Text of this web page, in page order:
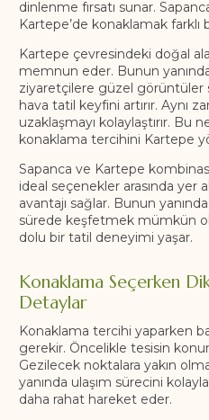
dinlenme fırsatı sunar.
Kartepe’de konaklamak farklı
Kartepe çevresindeki doğal
memnun eder. Bunun
ziyaretçilere güzel
hava tatil keyfini artırır. Aynı
uzaklaşmayı kolaylaştırır. Bu
konaklama tercihini Kartepe
Sapanca ve Kartepe
ideal seçenekler arasında yer
avantajı sağlar. Bunun
sürede keşfetmek mümkün
dolu bir tatil deneyimi yaşar.
Konaklama Seçerken
Detaylar
Konaklama tercihi yaparken
gerekir. Öncelikle tesisin
Gezilecek noktalara yakın
yanında ulaşım sürecini
daha rahat hareket eder.